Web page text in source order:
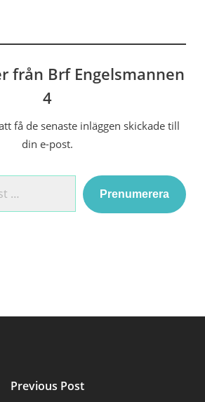
från Brf Engelsmannen
4
få de senaste inläggen skickade till
din e-post.
Prenumerera
Previous Post